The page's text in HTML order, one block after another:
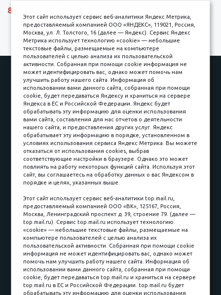
8690 р.
Наши работы
Оплата
Доставка и сборка
Гарантии
Карьера в компании
Контакты
Принимаем к оплате
Наличные
пл. Соляная, 6, стр. 16
8 (3822) 60-70-30
8 (3822) 50-39-09
8 (3822) 22-77-68
8 (3822) 50-48-50
8 (3822) 65-42-10
Этот сайт использует сервис веб-аналитики Яндекс Метрика,
предоставляемый компанией ООО «ЯНДЕКС», 119021, Россия,
Москва, ул. Л. Толстого, 16 (далее — Яндекс). Сервис Яндекс
Метрика использует технологию «cookie» — небольшие
текстовые файлы, размещаемые на компьютере
пользователей с целью анализа их пользовательской
активности. Собранная при помощи cookie информация не
может идентифицировать вас, однако может помочь нам
улучшить работу нашего сайта. Информация об
использовании вами данного сайта, собранная при помощи
cookie, будет передаваться Яндексу и храниться на сервере
Яндекса в ЕС и Российской Федерации. Яндекс будет
обрабатывать эту информацию для оценки использования
вами сайта, составления для нас отчетов о деятельности
нашего сайта, и предоставления других услуг. Яндекс
обрабатывает эту информацию в порядке, установленном в
условиях использования сервиса Яндекс Метрика. Вы можете
отказаться от использования cookies, выбрав
соответствующие настройки в браузере. Однако это может
повлиять на работу некоторых функций сайта. Используя этот
сайт, вы соглашаетесь на обработку данных о вас Яндексом в
порядке и целях, указанных выше.
Этот сайт использует сервис веб-аналитики top.mail.ru,
предоставляемый компанией ООО «ВК», 125167, Россия,
Москва, Ленинградский проспект д. 39, строение 79. (далее —
top.mail.ru). Сервис top.mail.ru использует технологию
«cookie» — небольшие текстовые файлы, размещаемые на
компьютере пользователей с целью анализа их
пользовательской активности. Собранная при помощи cookie
информация не может идентифицировать вас, однако может
помочь нам улучшить работу нашего сайта. Информация об
использовании вами данного сайта, собранная при помощи
cookie, будет передаваться top.mail.ru и храниться на сервере
top.mail.ru в ЕС и Российской Федерации. top.mail.ru будет
обрабатывать эту информацию для оценки использования